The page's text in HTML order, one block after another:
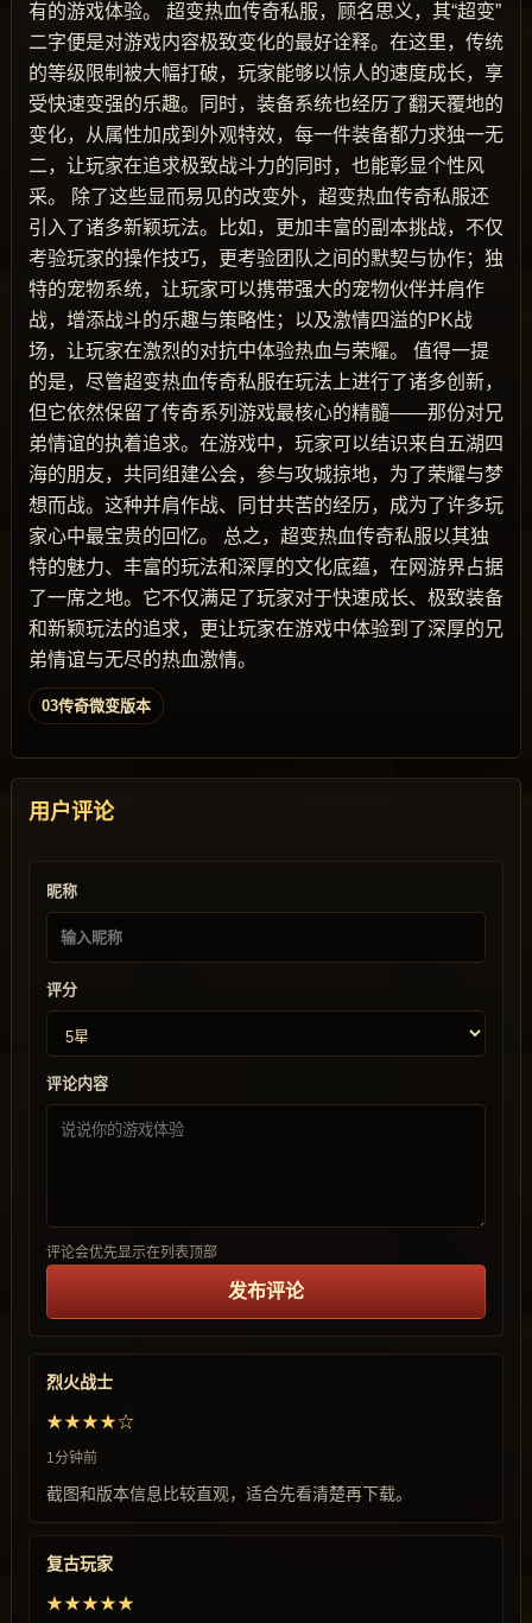
有的游戏体验。 超变热血传奇私服，顾名思义，其“超变”
二字便是对游戏内容极致变化的最好诠释。在这里，传统
的等级限制被大幅打破，玩家能够以惊人的速度成长，享
受快速变强的乐趣。同时，装备系统也经历了翻天覆地的
变化，从属性加成到外观特效，每一件装备都力求独一无
二，让玩家在追求极致战斗力的同时，也能彰显个性风
采。 除了这些显而易见的改变外，超变热血传奇私服还
引入了诸多新颖玩法。比如，更加丰富的副本挑战，不仅
考验玩家的操作技巧，更考验团队之间的默契与协作；独
特的宠物系统，让玩家可以携带强大的宠物伙伴并肩作
战，增添战斗的乐趣与策略性；以及激情四溢的PK战
场，让玩家在激烈的对抗中体验热血与荣耀。 值得一提
的是，尽管超变热血传奇私服在玩法上进行了诸多创新，
但它依然保留了传奇系列游戏最核心的精髓——那份对兄
弟情谊的执着追求。在游戏中，玩家可以结识来自五湖四
海的朋友，共同组建公会，参与攻城掠地，为了荣耀与梦
想而战。这种并肩作战、同甘共苦的经历，成为了许多玩
家心中最宝贵的回忆。 总之，超变热血传奇私服以其独
特的魅力、丰富的玩法和深厚的文化底蕴，在网游界占据
了一席之地。它不仅满足了玩家对于快速成长、极致装备
和新颖玩法的追求，更让玩家在游戏中体验到了深厚的兄
弟情谊与无尽的热血激情。
03传奇微变版本
用户评论
昵称
评分
评论内容
评论会优先显示在列表顶部
发布评论
烈火战士
★★★★☆
1分钟前
截图和版本信息比较直观，适合先看清楚再下载。
复古玩家
★★★★★